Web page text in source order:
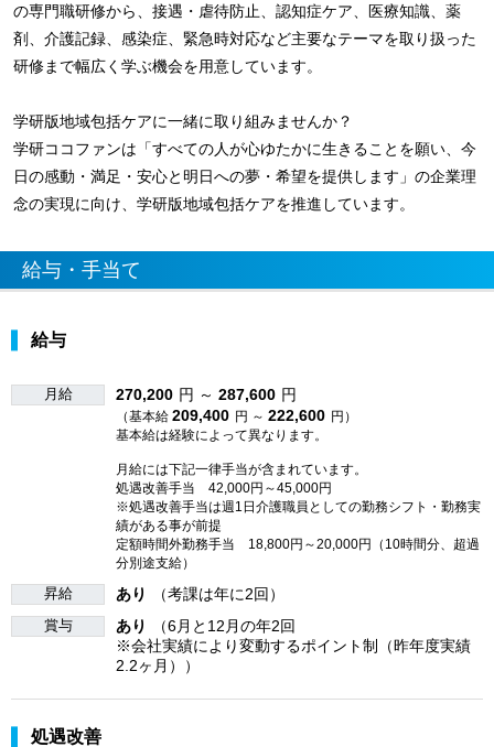
の専門職研修から、接遇・虐待防止、認知症ケア、医療知識、薬
剤、介護記録、感染症、緊急時対応など主要なテーマを取り扱った
研修まで幅広く学ぶ機会を用意しています。
学研版地域包括ケアに一緒に取り組みませんか？
学研ココファンは「すべての人が心ゆたかに生きることを願い、今
日の感動・満足・安心と明日への夢・希望を提供します」の企業理
念の実現に向け、学研版地域包括ケアを推進しています。
給与・手当て
給与
月給 270,200 円 ～ 287,600 円
（基本給 209,400 円 ～ 222,600 円）
基本給は経験によって異なります。
月給には下記一律手当が含まれています。
処遇改善手当 42,000円～45,000円
※処遇改善手当は週1日介護職員としての勤務シフト・勤務実
績がある事が前提
定額時間外勤務手当 18,800円～20,000円（10時間分、超過
分別途支給）
昇給 あり （考課は年に2回）
賞与 あり
（6月と12月の年2回
※会社実績により変動するポイント制（昨年度実績
2.2ヶ月））
処遇改善